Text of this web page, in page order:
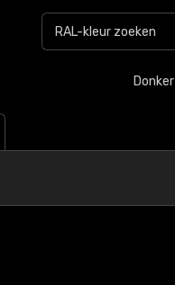
Donker